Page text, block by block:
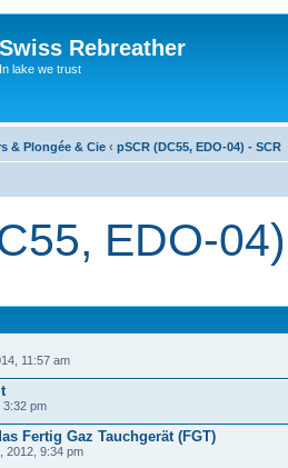
Swiss Rebreather
In lake we trust
& Plongée & Cie ‹ pSCR (DC55, EDO-04) - SCR
EDO-
11:57 am
3:32 pm
Fertig Gaz Tauchgerät (FGT)
2012, 9:34 pm